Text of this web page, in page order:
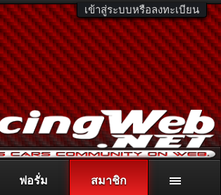
เข้าสู่ระบบหรือลงทะเบียน
racingweb@gmail.comหรือโทร. 081-811-1138
ฟอรั่ม สมาชิก